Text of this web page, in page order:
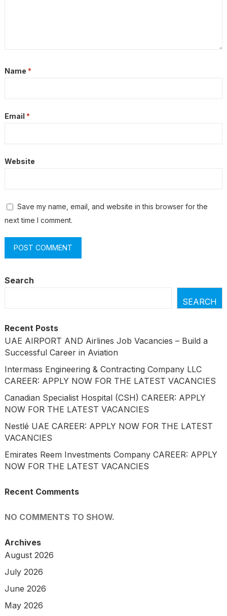
Name *
Email *
Website
Save my name, email, and website in this browser for the
next time I comment.
Search
SEARCH
Recent Posts
UAE AIRPORT AND Airlines Job Vacancies – Build a
Successful Career in Aviation
Intermass Engineering & Contracting Company LLC
CAREER: APPLY NOW FOR THE LATEST VACANCIES
Canadian Specialist Hospital (CSH) CAREER: APPLY
NOW FOR THE LATEST VACANCIES
Nestlé UAE CAREER: APPLY NOW FOR THE LATEST
VACANCIES
Emirates Reem Investments Company CAREER: APPLY
NOW FOR THE LATEST VACANCIES
Recent Comments
NO COMMENTS TO SHOW.
Archives
August 2026
July 2026
June 2026
May 2026